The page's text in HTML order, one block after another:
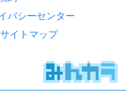
バシーセンター
サイトマップ